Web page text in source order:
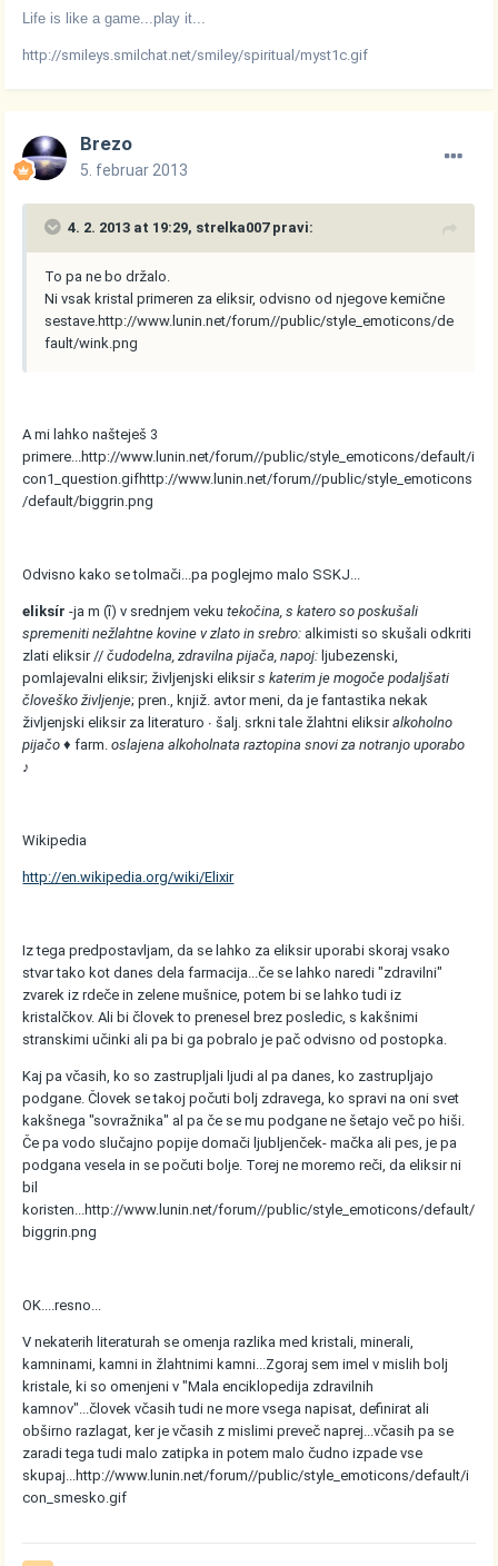
Life is like a game...play it...
http://smileys.smilchat.net/smiley/spiritual/myst1c.gif
Brezo
5. februar 2013
4. 2. 2013 at 19:29, strelka007 pravi:
To pa ne bo držalo.
Ni vsak kristal primeren za eliksir, odvisno od njegove kemične
sestave.http://www.lunin.net/forum//public/style_emoticons/de
fault/wink.png
A mi lahko našteješ 3
primere...http://www.lunin.net/forum//public/style_emoticons/default/i
con1_question.gifhttp://www.lunin.net/forum//public/style_emoticons
/default/biggrin.png
Odvisno kako se tolmači...pa poglejmo malo SSKJ...
eliksír -ja m (ȋ) v srednjem vekutekočina, s katero so poskušali
spremeniti nežlahtne kovine v zlato in srebro: alkimisti so skušali odkriti
zlati eliksir //čudodelna, zdravilna pijača, napoj: ljubezenski,
pomlajevalni eliksir; življenjski eliksirs katerim je mogoče podaljšati
človeško življenje; pren., knjiž. avtor meni, da je fantastika nekak
življenjski eliksir za literaturo ∙ šalj. srkni tale žlahtni eliksiralkoholno
pijačo ♦ farm.oslajena alkoholnata raztopina snovi za notranjo uporabo
♪
Wikipedia
http://en.wikipedia.org/wiki/Elixir
Iz tega predpostavljam, da se lahko za eliksir uporabi skoraj vsako
stvar tako kot danes dela farmacija...če se lahko naredi "zdravilni"
zvarek iz rdeče in zelene mušnice, potem bi se lahko tudi iz
kristalčkov. Ali bi človek to prenesel brez posledic, s kakšnimi
stranskimi učinki ali pa bi ga pobralo je pač odvisno od postopka.
Kaj pa včasih, ko so zastrupljali ljudi al pa danes, ko zastrupljajo
podgane. Človek se takoj počuti bolj zdravega, ko spravi na oni svet
kakšnega "sovražnika" al pa če se mu podgane ne šetajo več po hiši.
Če pa vodo slučajno popije domači ljubljenček- mačka ali pes, je pa
podgana vesela in se počuti bolje. Torej ne moremo reči, da eliksir ni
bil
koristen...http://www.lunin.net/forum//public/style_emoticons/default/
biggrin.png
OK....resno...
V nekaterih literaturah se omenja razlika med kristali, minerali,
kamninami, kamni in žlahtnimi kamni...Zgoraj sem imel v mislih bolj
kristale, ki so omenjeni v "Mala enciklopedija zdravilnih
kamnov"...človek včasih tudi ne more vsega napisat, definirat ali
obširno razlagat, ker je včasih z mislimi preveč naprej...včasih pa se
zaradi tega tudi malo zatipka in potem malo čudno izpade vse
skupaj...http://www.lunin.net/forum//public/style_emoticons/default/i
con_smesko.gif